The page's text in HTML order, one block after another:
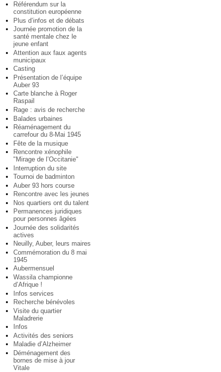
Référendum sur la
constitution européenne
Plus d’infos et de débats
Journée promotion de la
santé mentale chez le
jeune enfant
Attention aux faux agents
municipaux
Casting
Présentation de l’équipe
Auber 93
Carte blanche à Roger
Raspail
Rage : avis de recherche
Balades urbaines
Réaménagement du
carrefour du 8-Mai 1945
Fête de la musique
Rencontre xénophile
"Mirage de l’Occitanie"
Interruption du site
Tournoi de badminton
Auber 93 hors course
Rencontre avec les jeunes
Nos quartiers ont du talent
Permanences juridiques
pour personnes âgées
Journée des solidarités
actives
Neuilly, Auber, leurs maires
Commémoration du 8 mai
1945
Aubermensuel
Wassila championne
d’Afrique !
Infos services
Recherche bénévoles
Visite du quartier
Maladrerie
Infos
Activités des seniors
Maladie d’Alzheimer
Déménagement des
bornes de mise à jour
Vitale